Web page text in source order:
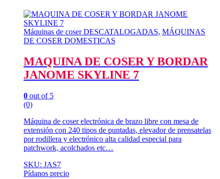
Máquinas de coser DESCATALOGADAS, MÁQUINAS
DE COSER DOMESTICAS
MAQUINA DE COSER Y BORDAR
JANOME SKYLINE 7
0 out of 5
(0)
Máquina de coser electrónica de brazo libre con mesa de
extensión con 240 tipos de puntadas, elevador de prensatelas
por rodillera y electrónico alta calidad especial para
patchwork, acolchados etc…
SKU: JAS7
Pídanos precio